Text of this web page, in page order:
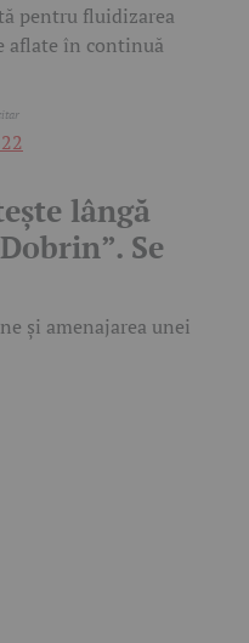
pentru fluidizarea
aflate în continuă
lângă
Se
și amenajarea unei